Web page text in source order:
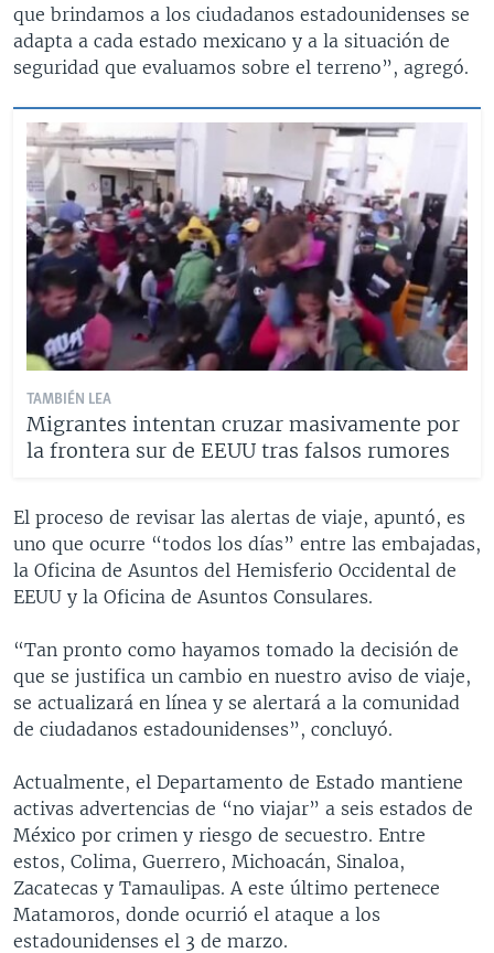
que brindamos a los ciudadanos estadounidenses se
adapta a cada estado mexicano y a la situación de
seguridad que evaluamos sobre el terreno”, agregó.
TAMBIÉN LEA
Migrantes intentan cruzar masivamente por
la frontera sur de EEUU tras falsos rumores
El proceso de revisar las alertas de viaje, apuntó, es
uno que ocurre “todos los días” entre las embajadas,
la Oficina de Asuntos del Hemisferio Occidental de
EEUU y la Oficina de Asuntos Consulares.
“Tan pronto como hayamos tomado la decisión de
que se justifica un cambio en nuestro aviso de viaje,
se actualizará en línea y se alertará a la comunidad
de ciudadanos estadounidenses”, concluyó.
Actualmente, el Departamento de Estado mantiene
activas advertencias de “no viajar” a seis estados de
México por crimen y riesgo de secuestro. Entre
estos, Colima, Guerrero, Michoacán, Sinaloa,
Zacatecas y Tamaulipas. A este último pertenece
Matamoros, donde ocurrió el ataque a los
estadounidenses el 3 de marzo.